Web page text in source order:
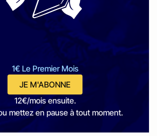
1€ Le Premier Mois
JE M'ABONNE
12€/mois ensuite.
mettez en pause à tout moment.